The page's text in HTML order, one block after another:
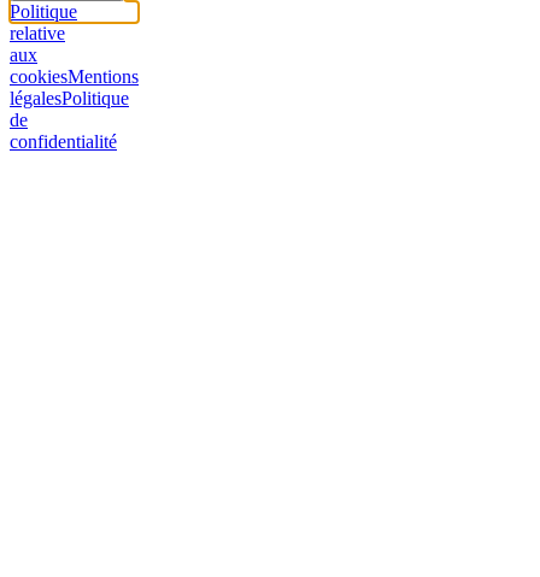
Politique
relative
aux
cookiesMentions
légalesPolitique
de
confidentialité